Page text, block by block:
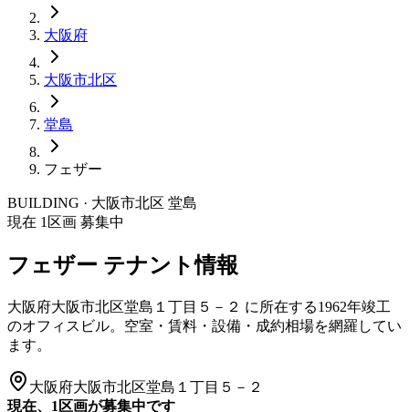
大阪府
大阪市北区
堂島
フェザー
BUILDING · 大阪市北区 堂島
現在 1 区画 募集中
フェザー テナント情報
大阪府大阪市北区堂島１丁目５－２ に所在する1962年竣工
のオフィスビル。空室・賃料・設備・成約相場を網羅してい
ます。
大阪府大阪市北区堂島１丁目５－２
現在、1区画が募集中です